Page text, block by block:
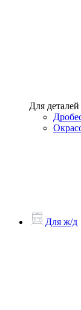
Для деталей
Для ж/д